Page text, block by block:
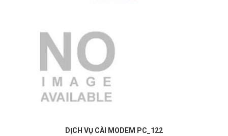
DỊCH VỤ CÀI MODEM PC_122